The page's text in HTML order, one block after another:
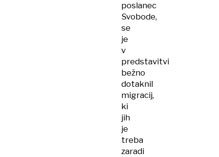
poslanec
Svobode,
se
je
v
predstavitvi
bežno
dotaknil
migracij,
ki
jih
je
treba
zaradi